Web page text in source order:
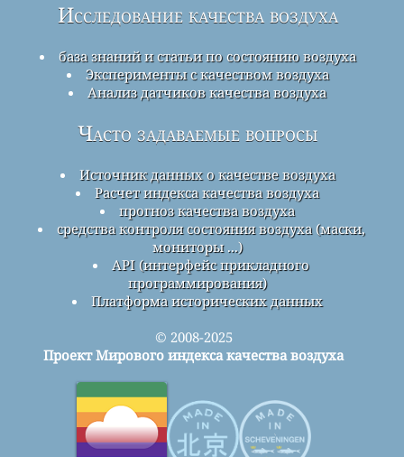
Исследование качества воздуха
база знаний и статьи по состоянию воздуха
Эксперименты с качеством воздуха
Анализ датчиков качества воздуха
Часто задаваемые вопросы
Источник данных о качестве воздуха
Расчет индекса качества воздуха
прогноз качества воздуха
средства контроля состояния воздуха (маски,
мониторы ...)
API (интерфейс прикладного
программирования)
Платформа исторических данных
© 2008-2025
Проект Мирового индекса качества воздуха